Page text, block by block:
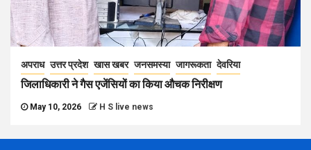
अपराध उत्तर प्रदेश खास खबर जनसमस्या जागरूकता देवरिया
जिलाधिकारी ने गैस एजेंसियों का किया औचक निरीक्षण
May 10, 2026 H S live news